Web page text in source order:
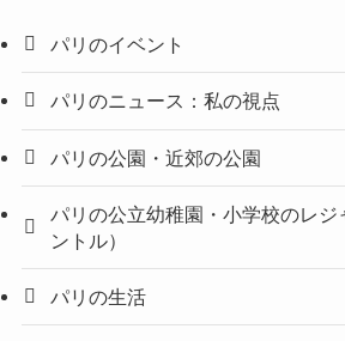
パリのイベント
パリのニュース：私の視点
パリの公園・近郊の公園
パリの公立幼稚園・小学校のレジ
ントル）
パリの生活